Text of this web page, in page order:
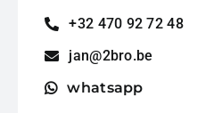
+32 470 92 72 48
jan@2bro.be
whatsapp